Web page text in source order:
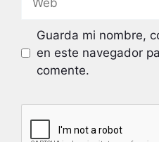
Guarda mi nombre,
en este navegador
comente.